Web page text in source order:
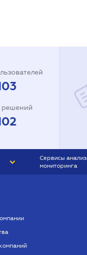
решений
Сервисы
мониторинга